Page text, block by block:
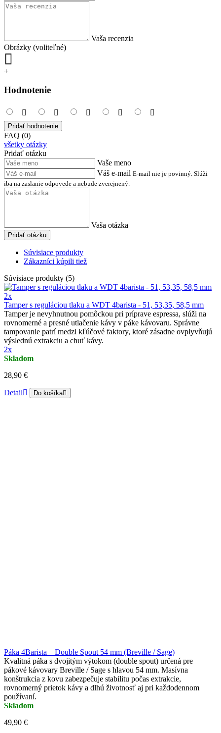
Vaša recenzia
Obrázky (voliteľné)
+
Hodnotenie
Pridať hodnotenie
FAQ (0)
všetky otázky
Pridať otázku
Vaše meno
Váš e-mail E-mail nie je povinný. Slúži
iba na zaslanie odpovede a nebude zverejnený.
Vaša otázka
Pridať otázku
Súvisiace produkty
Zákazníci kúpili tiež
Súvisiace produkty (5)
2x
Tamper s reguláciou tlaku a WDT 4barista - 51, 53,35, 58,5 mm
Tamper je nevyhnutnou pomôckou pri príprave espressa, slúži na
rovnomerné a presné utlačenie kávy v páke kávovaru. Správne
tampovanie patrí medzi kľúčové faktory, ktoré zásadne ovplyvňujú
výslednú extrakciu a chuť kávy.
2x
Skladom
28,90 €
Detail Do košíka
Páka 4Barista – Double Spout 54 mm (Breville / Sage)
Kvalitná páka s dvojitým výtokom (double spout) určená pre
pákové kávovary Breville / Sage s hlavou 54 mm. Masívna
konštrukcia z kovu zabezpečuje stabilitu počas extrakcie,
rovnomerný prietok kávy a dlhú životnosť aj pri každodennom
používaní.
Skladom
49,90 €